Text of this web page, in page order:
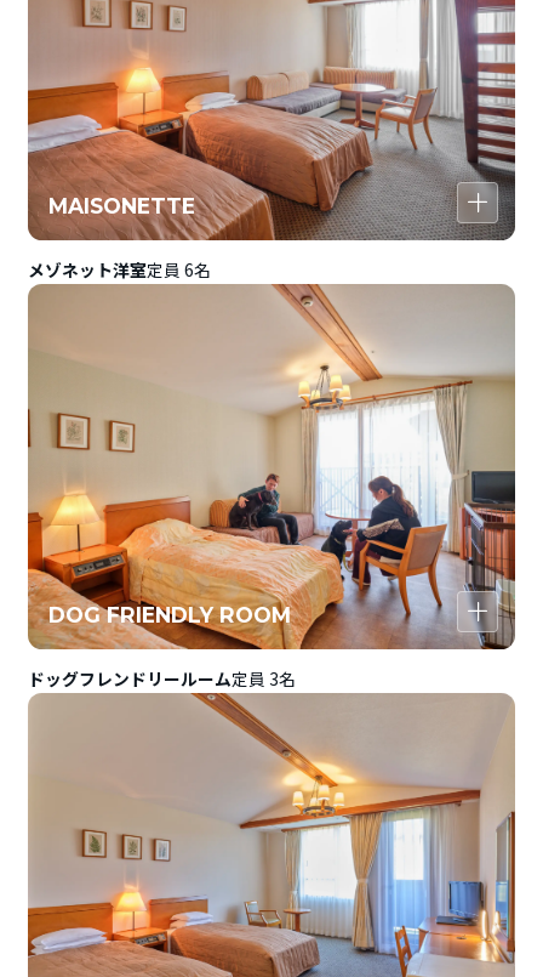
MAISONETTE
メゾネット洋室定員 6名
DOG FRIENDLY ROOM
ドッグフレンドリールーム定員 3名